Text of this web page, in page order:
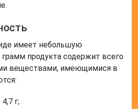
имеет небольшую
грамм продукта содержит всего
веществами, имеющимися в
г;